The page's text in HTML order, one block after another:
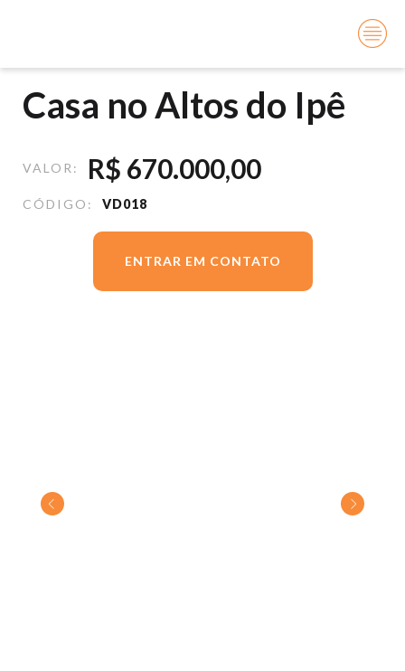
Casa no Altos do Ipê
Casa no Altos do Ipê
VALOR: R$ 670.000,00
CÓDIGO: VD018
ENTRAR EM CONTATO